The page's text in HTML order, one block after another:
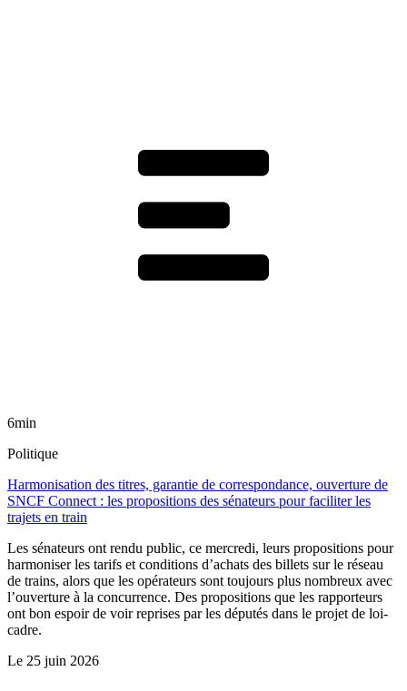
6min
Politique
Harmonisation des titres, garantie de correspondance, ouverture de
SNCF Connect : les propositions des sénateurs pour faciliter les
trajets en train
Les sénateurs ont rendu public, ce mercredi, leurs propositions pour
harmoniser les tarifs et conditions d’achats des billets sur le réseau
de trains, alors que les opérateurs sont toujours plus nombreux avec
l’ouverture à la concurrence. Des propositions que les rapporteurs
ont bon espoir de voir reprises par les députés dans le projet de loi-
cadre.
Le 25 juin 2026